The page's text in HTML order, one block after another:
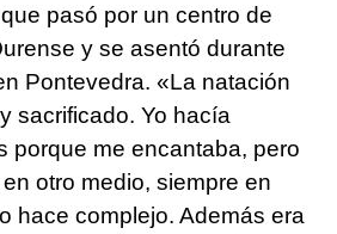
pasó por un centro de
y se asentó durante
Pontevedra. «La natación
sacrificado. Yo hacía
porque me encantaba, pero
otro medio, siempre en
hace complejo. Además era